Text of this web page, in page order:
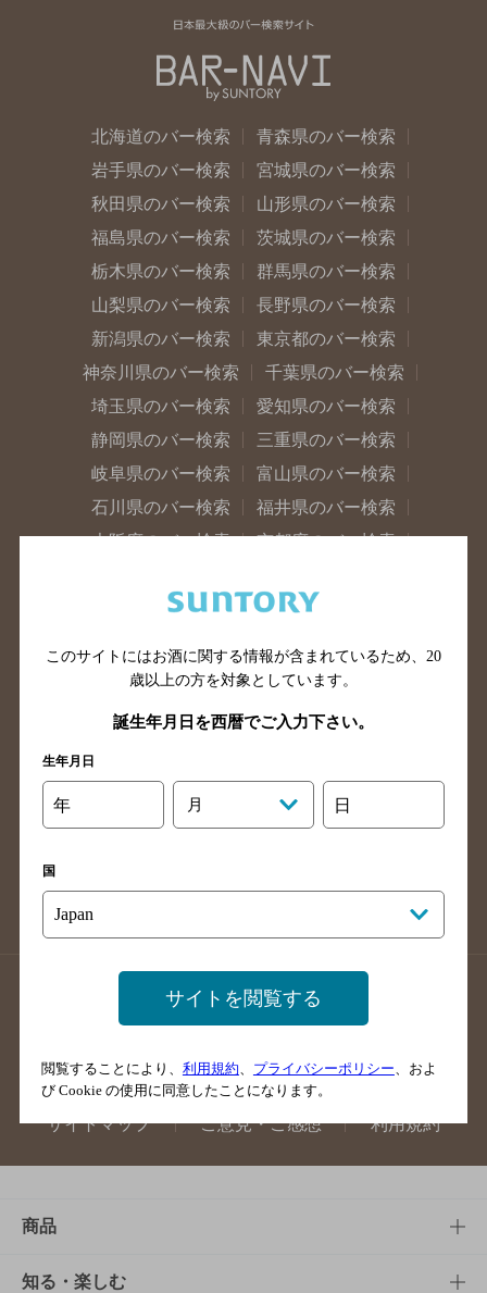
北海道のバー検索
青森県のバー検索
岩手県のバー検索
宮城県のバー検索
秋田県のバー検索
山形県のバー検索
福島県のバー検索
茨城県のバー検索
栃木県のバー検索
群馬県のバー検索
山梨県のバー検索
長野県のバー検索
新潟県のバー検索
東京都のバー検索
神奈川県のバー検索
千葉県のバー検索
埼玉県のバー検索
愛知県のバー検索
静岡県のバー検索
三重県のバー検索
岐阜県のバー検索
富山県のバー検索
石川県のバー検索
福井県のバー検索
大阪府のバー検索
京都府のバー検索
滋賀県のバー検索
和歌山県のバー検索
山口県のバー検索
鳥取県のバー検索
島根県のバー検索
徳島県のバー検索
高知県のバー検索
福岡県のバー検索
長崎県のバー検索
佐賀県のバー検索
店舗登録方法のご案内
店舗情報更新方法のご案内
掲載店舗様ログイン
サイトマップ ご意見・ご感想 利用規約
商品
商品TOP
知る・楽しむ
このサイトにはお酒に関する情報が含まれているため、 20
歳以上の方を対象としています。
誕生年月日を西暦でご入力下さい。
生年月日
年 月 日
国
サイトを閲覧する
閲覧することにより、 利用規約 プライバシーポリシー 、およ
び Cookie の使用に同意したことになります。